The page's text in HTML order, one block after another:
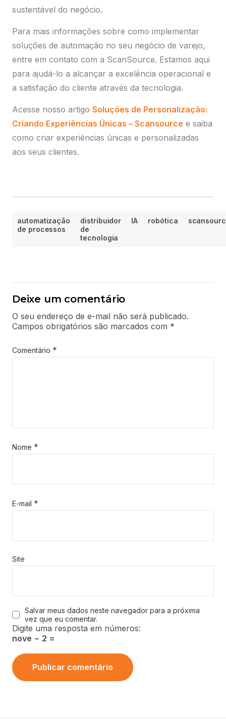
sustentável do negócio.
Para mais informações sobre como implementar
soluções de automação no seu negócio de varejo,
entre em contato com a ScanSource. Estamos aqui
para ajudá-lo a alcançar a excelência operacional e
a satisfação do cliente através da tecnologia.
Acesse nosso artigo Soluções de Personalização:
Criando Experiências Únicas – Scansource e saiba
como criar experiências únicas e personalizadas
aos seus clientes.
automatização
de processos
distribuidor
de
tecnologia
IA robótica
Deixe um comentário
O seu endereço de e-mail não será publicado.
Campos obrigatórios são marcados com *
Comentário *
Nome *
E-mail *
Site
Salvar meus dados neste navegador para a próxima
vez que eu comentar.
Digite uma resposta em números:
nove − 2 =